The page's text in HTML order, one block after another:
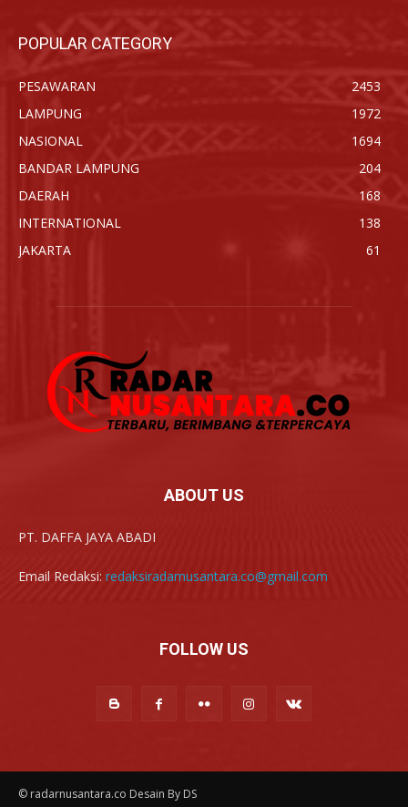
POPULAR CATEGORY
PESAWARAN
2453
LAMPUNG
1972
NASIONAL
1694
BANDAR LAMPUNG
204
DAERAH
168
INTERNATIONAL
138
JAKARTA
61
ABOUT US
PT. DAFFA JAYA ABADI
Email Redaksi: redaksiradarnusantara.co@gmail.com
FOLLOW US
© radarnusantara.co Desain By DS